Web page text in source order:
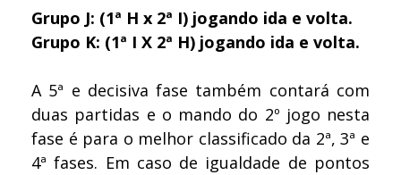
Grupo J: (1ª H x 2ª I) jogando ida e volta.
Grupo K: (1ª I X 2ª H) jogando ida e volta.
A 5ª e decisiva fase também contará com
duas partidas e o mando do 2º jogo nesta
fase é para o melhor classificado da 2ª, 3ª e
4ª fases. Em caso de igualdade de pontos